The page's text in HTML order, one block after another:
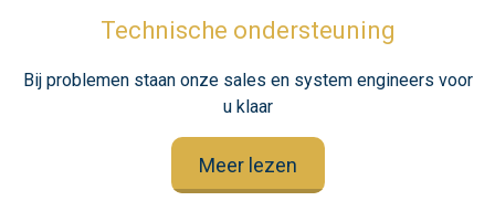
Technische ondersteuning
Bij problemen staan onze sales en system engineers voor
u klaar
Meer lezen